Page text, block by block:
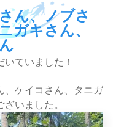
ん、ノブさ
ガキさん、
ていました！
、ケイコさん、タニガ
いました。